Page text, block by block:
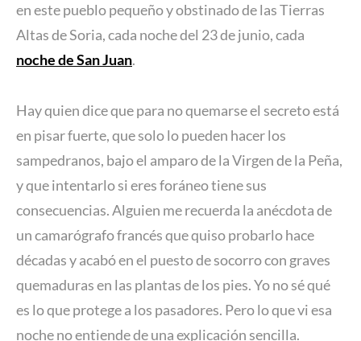
en este pueblo pequeño y obstinado de las Tierras
Altas de Soria, cada noche del 23 de junio, cada
noche de San Juan.
Hay quien dice que para no quemarse el secreto está
en pisar fuerte, que solo lo pueden hacer los
sampedranos, bajo el amparo de la Virgen de la Peña,
y que intentarlo si eres foráneo tiene sus
consecuencias. Alguien me recuerda la anécdota de
un camarógrafo francés que quiso probarlo hace
décadas y acabó en el puesto de socorro con graves
quemaduras en las plantas de los pies. Yo no sé qué
es lo que protege a los pasadores. Pero lo que vi esa
noche no entiende de una explicación sencilla.